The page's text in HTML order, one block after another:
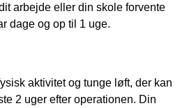
arbejde eller din skole forvente
dage og op til 1 uge.
aktivitet og tunge løft, der kan
2 uger efter operationen. Din